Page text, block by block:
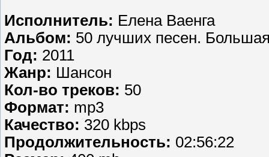
Исполнитель: Елена Ваенга
Альбом: 50 лучших песен.
Год: 2011
Жанр: Шансон
Кол-во треков: 50
Формат: mp3
Качество: 320 kbps
Продолжительность: 02:56:22